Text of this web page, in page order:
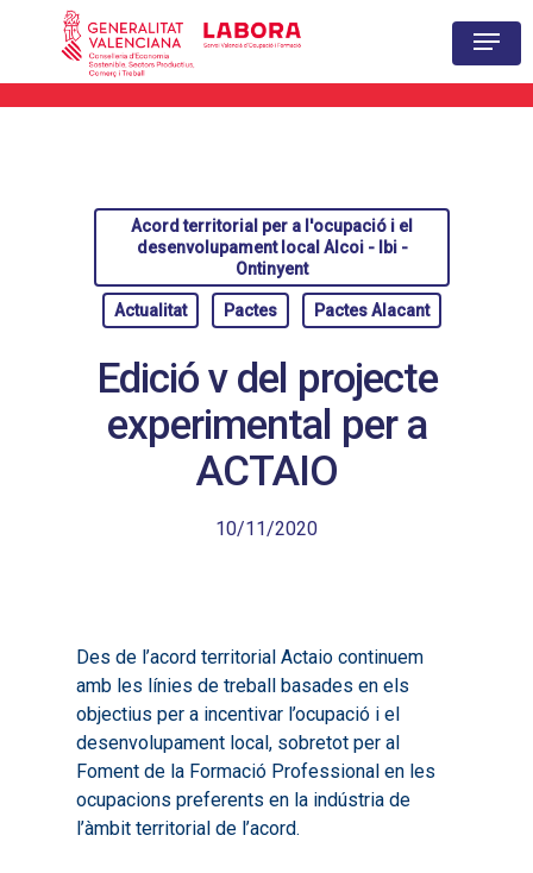
Acord territorial per a l'ocupació i el
desenvolupament local Alcoi - Ibi -
Ontinyent
Actualitat Pactes Pactes Alacant
Edició v del projecte
experimental per a
ACTAIO
10/11/2020
Des de l’acord territorial Actaio continuem
amb les línies de treball basades en els
objectius per a incentivar l’ocupació i el
desenvolupament local, sobretot per al
Foment de la Formació Professional en les
ocupacions preferents en la indústria de
l’àmbit territorial de l’acord.